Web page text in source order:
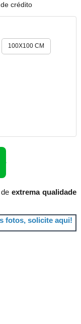
crédito
100X100 CM
extrema qualidade
fotos, solicite aqui!